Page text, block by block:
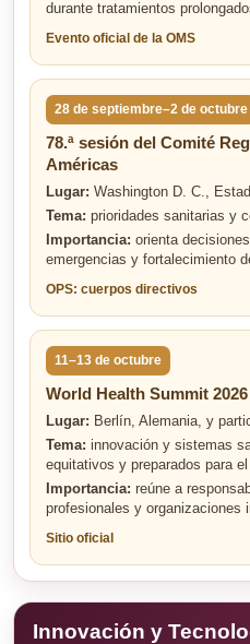
durante tratamientos
Evento oficial de la OMS
28 de septiembre–2 de octubre
78.ª sesión del Comité
Américas
Lugar: Washington D. C.,
Tema: prioridades sanitarias y
Importancia: orienta
emergencias y fortalecimiento
OPS: cuerpos directivos
11–13 de octubre
World Health Summit 2026
Lugar: Berlín, Alemania, y
Tema: innovación y sistemas
equitativos y preparados para
Importancia: reúne a
profesionales y organizaciones
Sitio oficial
Innovación y